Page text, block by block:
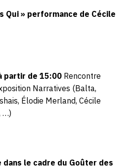
Qui » performance de Cécile
partir de 15:00 Rencontre
Narratives (Balta,
Élodie Merland, Cécile
…)
dans le cadre du Goûter des